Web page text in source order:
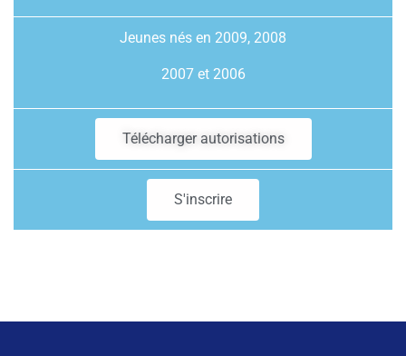
Jeunes nés en 2009, 2008
2007 et 2006
Télécharger autorisations
S'inscrire